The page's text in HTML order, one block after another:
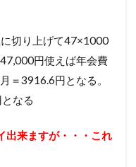
切り上げて47×1000
円使えば年会費
＝3916.6円となる。
なる
出来ますが・・・これ